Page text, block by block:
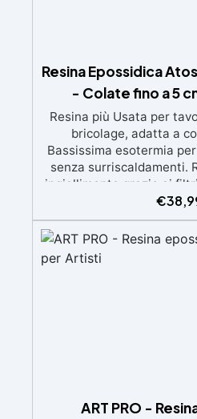
Resina Epossidica
- Colate fino a 5
Resina più Usata per
bricolage, adatta a
Bassissima esotermia
senza surriscaldamenti.
ingiallimento grazie ai
meccanica. Bassa
d'aria e ottenere finiture
BPA/VOC free e
prolungato
€
ART PRO -